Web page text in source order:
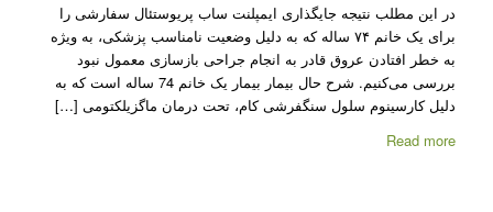
در این مطلب نتیجه جایگذاری ایمپلنت ساب پریوستئال سفارشی را
برای یک خانم ۷۴ ساله که به دلیل وضعیت نامناسب پزشکی، به ویژه
به خطر افتادن عروق قادر به انجام جراحی بازسازی معمول نبود
بررسی می‌کنیم. شرح حال بیمار بیمار یک خانم 74 ساله است که به
دلیل کارسینوم سلول سنگفرشی کام، تحت درمان ماگزیلکتومی […]
Read more